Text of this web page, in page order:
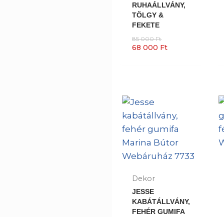
RUHAÁLLVÁNY,
TÖLGY &
FEKETE
85 000Ft
68 000 Ft
Dekor
JESSE
KABÁTÁLLVÁNY,
FEHÉR GUMIFA